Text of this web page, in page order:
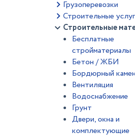
Грузоперевозки
Строительные
Строительные
Бесплатные
стройматериалы
Бетон / ЖБИ
Бордюрный
Вентиляция
Водоснабжение
Грунт
Двери, окна и
комплектующие